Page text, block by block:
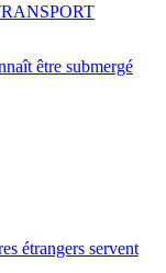
être submergé
étrangers servent